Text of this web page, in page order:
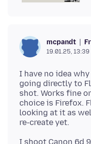
mcpandt
19.01.25, 13:39
I have no idea
going directly to
shot. Works fine
choice is Firefox.
looking at it as
I shoot Canon 6d